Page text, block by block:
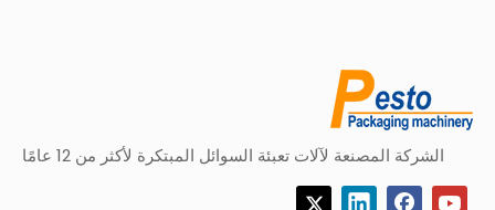
الشركة المصنعة لآلات تعبئة السوائل المبتكرة لأكثر من 12 عامًا